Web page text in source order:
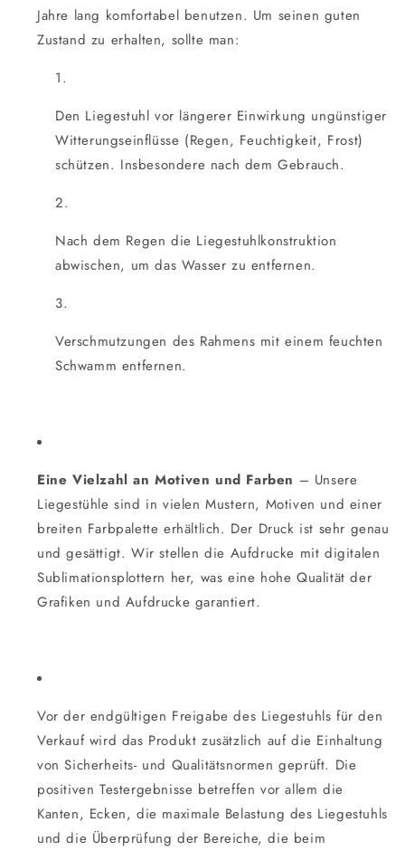
Jahre lang komfortabel benutzen. Um seinen guten
Zustand zu erhalten, sollte man:
Den Liegestuhl vor längerer Einwirkung ungünstiger
Witterungseinflüsse (Regen, Feuchtigkeit, Frost)
schützen. Insbesondere nach dem Gebrauch.
Nach dem Regen die Liegestuhlkonstruktion
abwischen, um das Wasser zu entfernen.
Verschmutzungen des Rahmens mit einem feuchten
Schwamm entfernen.
Eine Vielzahl an Motiven und Farben – Unsere
Liegestühle sind in vielen Mustern, Motiven und einer
breiten Farbpalette erhältlich. Der Druck ist sehr genau
und gesättigt. Wir stellen die Aufdrucke mit digitalen
Sublimationsplottern her, was eine hohe Qualität der
Grafiken und Aufdrucke garantiert.
Vor der endgültigen Freigabe des Liegestuhls für den
Verkauf wird das Produkt zusätzlich auf die Einhaltung
von Sicherheits- und Qualitätsnormen geprüft. Die
positiven Testergebnisse betreffen vor allem die
Kanten, Ecken, die maximale Belastung des Liegestuhls
und die Überprüfung der Bereiche, die beim